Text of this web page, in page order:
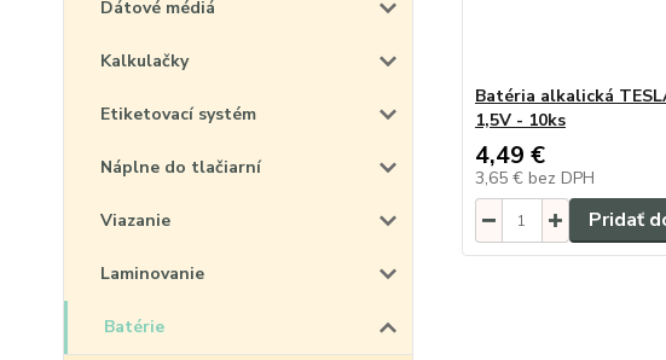
Dátové médiá
Kalkulačky
Etiketovací systém
Náplne do tlačiarní
Viazanie
Laminovanie
Batérie
Batéria alkalická
1,5V - 10ks
4,49 €
3,65 € bez DPH
Pridať